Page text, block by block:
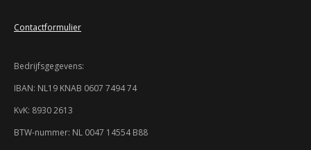
0
9
5
s
e
Contactformulier
Bedrijfsgegevens:
IBAN: NL19 KNAB 0607 7494 74
KvK: 8930 2613
BTW-nummer: NL 0047 14554 B88